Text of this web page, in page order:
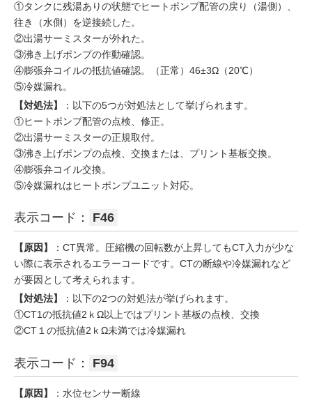
①タンクに残湯ありの状態でヒートポンプ配管の戻り（湯側）、
往き（水側）を逆接続した。
②出湯サーミスターが外れた。
③沸き上げポンプの作動確認。
④膨張弁コイルの抵抗値確認。（正常）46±3Ω（20℃）
⑤冷媒漏れ。
【対処法】
：以下の5つが対処法として挙げられます。
①ヒートポンプ配管の点検、修正。
②出湯サーミスターの正規取付。
③沸き上げポンプの点検、交換または、プリント基板交換。
④膨張弁コイル交換。
⑤冷媒漏れはヒートポンプユニット対応。
表示コード： F46
【原因】
：CT異常。圧縮機の回転数が上昇してもCT入力が少な
い際に表示されるエラーコードです。CTの断線や冷媒漏れなど
が要因として考えられます。
【対処法】
：以下の2つの対処法が挙げられます。
①CT1の抵抗値2ｋΩ以上ではプリント基板の点検、交換
②CT１の抵抗値2ｋΩ未満では冷媒漏れ
表示コード： F94
【原因】
：水位センサー断線